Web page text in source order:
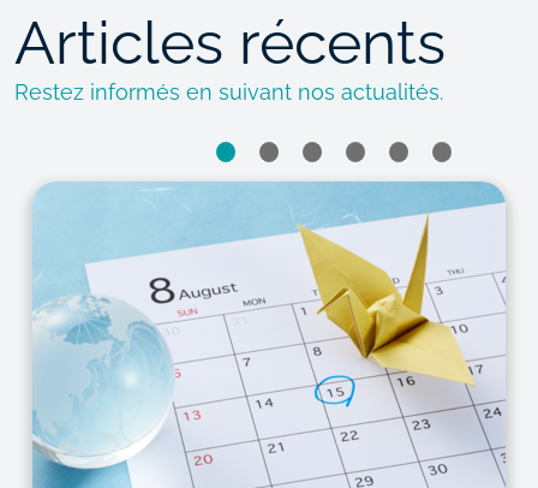
Articles récents
Restez informés en suivant nos actualités.